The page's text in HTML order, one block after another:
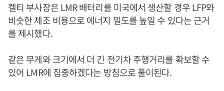
켈티 부사장은 LMR 배터리를 미국에서 생산할 경우 LFP와
비슷한 제조 비용으로 에너지 밀도를 높일 수 있다는 근거
를 제시했다.
같은 무게와 크기에서 더 긴 전기차 주행거리를 확보할 수
있어 LMR에 집중하겠다는 방침으로 풀이된다.